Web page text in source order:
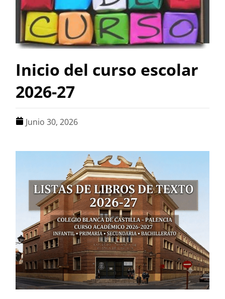
Inicio del curso escolar
2026-27
Junio 30, 2026